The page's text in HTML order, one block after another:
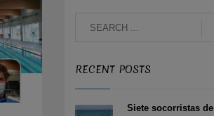
RECENT POSTS
Siete socorristas de